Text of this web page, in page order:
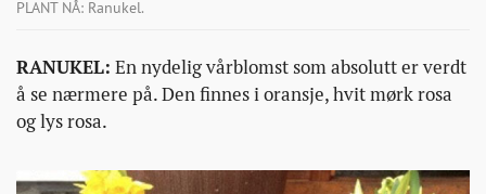
PLANT NÅ: Ranukel.
RANUKEL: En nydelig vårblomst som absolutt er verdt
å se nærmere på. Den finnes i oransje, hvit mørk rosa
og lys rosa.